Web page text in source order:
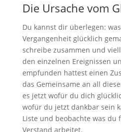
Die Ursache vom
Du kannst dir überlegen:
Vergangenheit glücklich
schreibe zusammen und
den einzelnen Ereignissen
empfunden hattest einen
das Gemeinsame an all
es jetzt wofür du dich
wofür du jetzt dankbar sein
Liste und beobachte was du
Verstand arbeitet.